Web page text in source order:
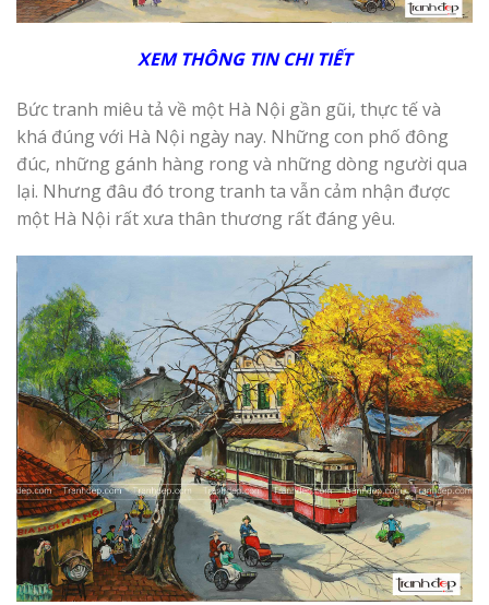
XEM THÔNG TIN CHITIẾT
Bức tranh miêu tả về một Hà Nội gần gũi, thực tế và
khá đúng với Hà Nội ngày nay. Những con phố đông
đúc, những gánh hàng rong và những dòng người qua
lại. Nhưng đâu đó trong tranh ta vẫn cảm nhận được
một Hà Nội rất xưa thân thương rất đáng yêu.